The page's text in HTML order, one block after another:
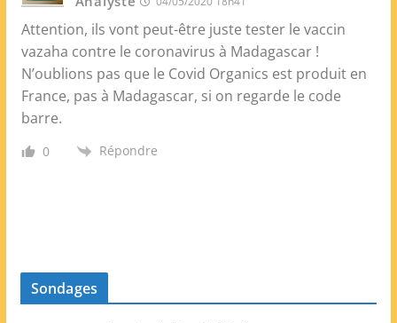
Attention, ils vont peut-être juste tester le vaccin
vazaha contre le coronavirus à Madagascar !
N’oublions pas que le Covid Organics est produit en
France, pas à Madagascar, si on regarde le code
barre.
0 Répondre
Sondages